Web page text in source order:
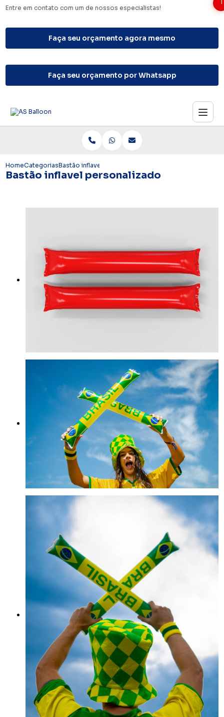
Entre em contato com um de nossos especialistas!
Faça seu orçamento agora mesmo
Faça seu orçamento por Whatsapp
HomeCategoriasBastão inflavel personalizado
Bastão inflavel personalizado